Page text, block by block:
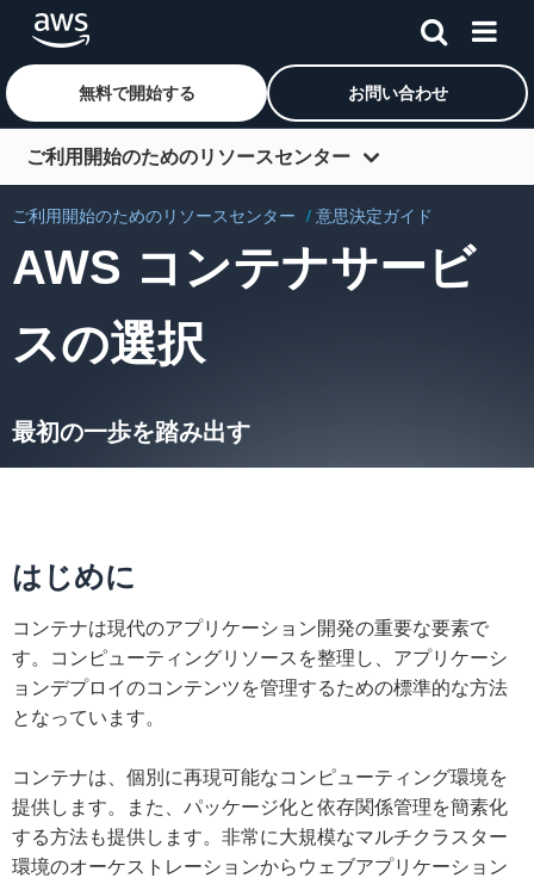
メインコンテンツに移動
無料で開始する お問い合わせ
ご利用開始のためのリソースセンター
開始方法
学ぶ
デベロッパーツール
ロール別で調べる
ご利用開始のためのリソースセンター 意思決定ガイド
AWS コンテナサービ
スの選択
最初の一歩を踏み出す
はじめに
コンテナは現代のアプリケーション開発の重要な要素で
す。コンピューティングリソースを整理し、アプリケーシ
ョンデプロイのコンテンツを管理するための標準的な方法
となっています。
コンテナは、個別に再現可能なコンピューティング環境を
提供します。また、パッケージ化と依存関係管理を簡素化
する方法も提供します。非常に大規模なマルチクラスター
環境のオーケストレーションからウェブアプリケーション